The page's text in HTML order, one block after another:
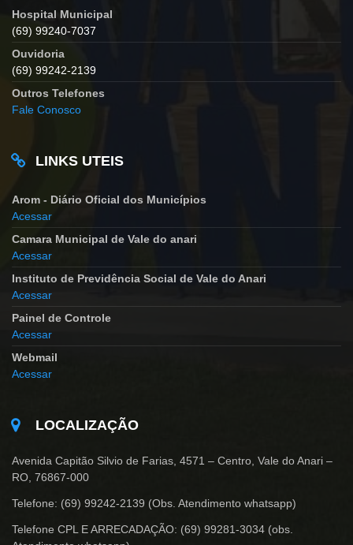
Hospital Municipal
(69) 99240-7037
Ouvidoria
(69) 99242-2139
Outros Telefones
Fale Conosco
LINKS UTEIS
Arom - Diário Oficial dos Municípios
Acessar
Camara Municipal de Vale do anari
Acessar
Instituto de Previdência Social de Vale do Anari
Acessar
Painel de Controle
Acessar
Webmail
Acessar
LOCALIZAÇÃO
Avenida Capitão Silvio de Farias, 4571 – Centro, Vale do Anari –
RO, 76867-000
Telefone: (69) 99242-2139 (Obs. Atendimento whatsapp)
Telefone CPL E ARRECADAÇÃO: (69) 99281-3034 (obs.